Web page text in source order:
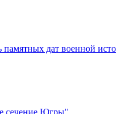
памятных дат военной
сечение Югры"